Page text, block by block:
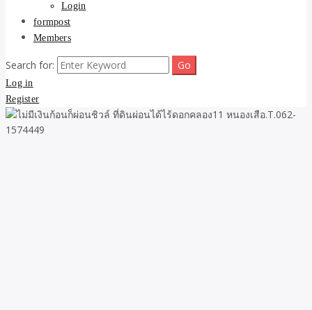
Login
formpost
Members
Search for:
Log in
Register